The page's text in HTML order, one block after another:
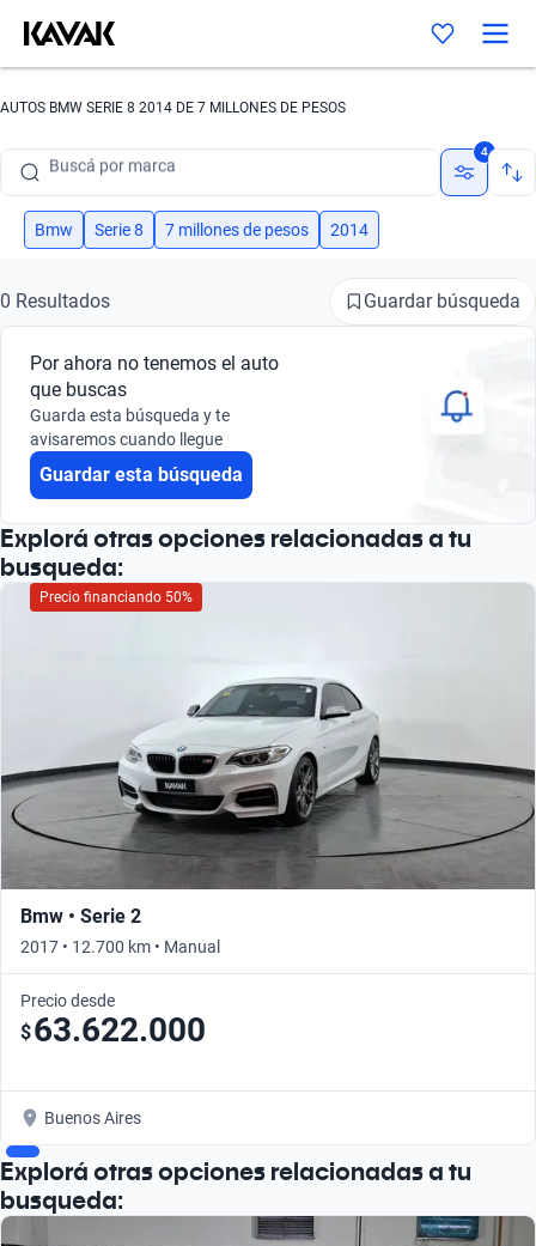
AUTOS BMW SERIE 8 2014 DE 7 MILLONES DE PESOS
Buscá por modelo
Buscá por versión
Buscá por marca
Buscá por modelo
Buscá por versión
4
Bmw Serie 8 7 millones de pesos 2014
0 Resultados Guardar búsqueda
Por ahora no tenemos el auto
que buscas
Guarda esta búsqueda y te
avisaremos cuando llegue
Guardar esta búsqueda
Explorá otras opciones relacionadas a tu
busqueda:
Precio financiando 50%
Bmw • Serie 2
2017 • 12.700 km • Manual
Precio desde
$63.622.000
Buenos Aires
Explorá otras opciones relacionadas a tu
busqueda: